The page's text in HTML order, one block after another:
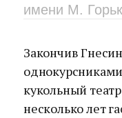
имени М.
Закончив
кукольный
несколько лет